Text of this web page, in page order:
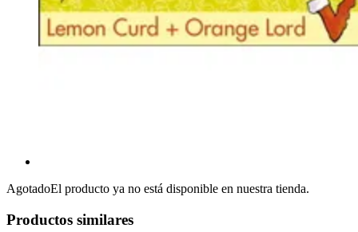
AgotadoEl producto ya no está disponible en nuestra tienda.
Productos similares